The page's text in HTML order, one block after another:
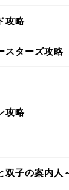
攻略
スターズ攻略
攻略
双子の案内人